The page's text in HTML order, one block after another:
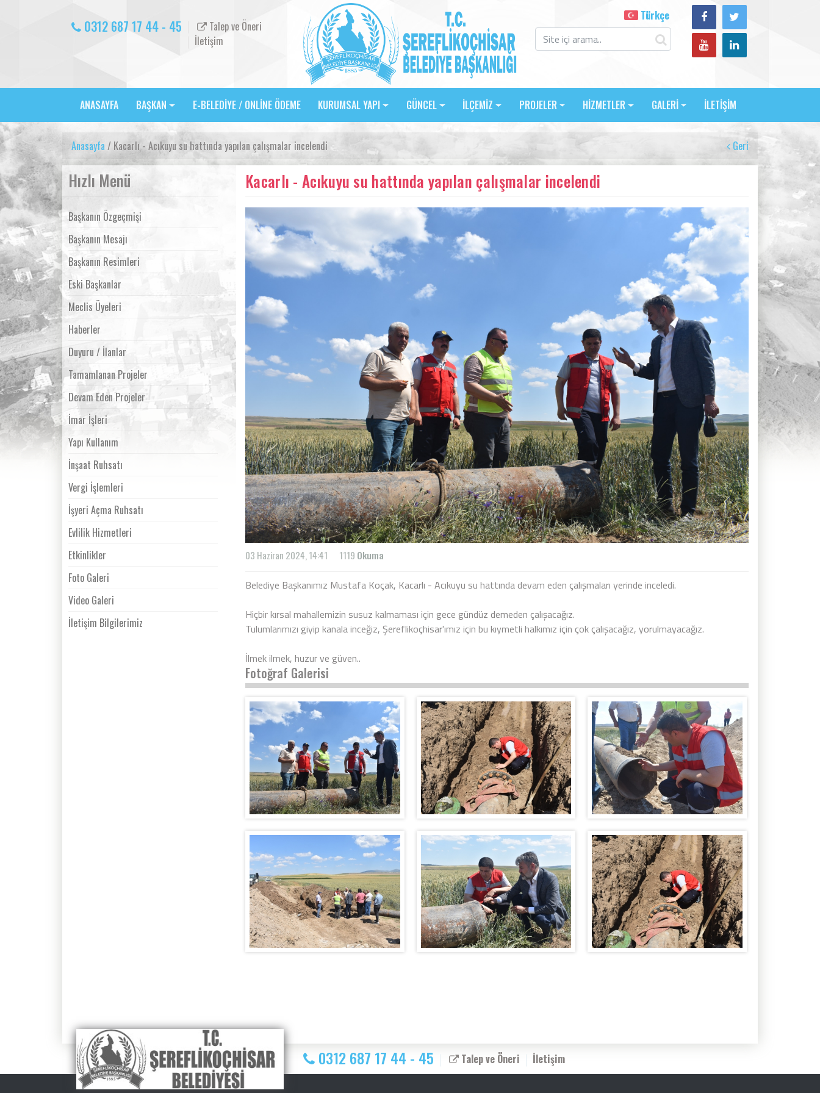
0312 687 17 44 - 45
Talep ve Öneri
İletişim
Türkçe
ANASAYFA BAŞKAN E-BELEDİYE / ONLİNE ÖDEME KURUMSAL YAPI GÜNCEL İLÇEMİZ PROJELER HİZMETLER GALERİ İLETİŞİM
Anasayfa / Kacarlı - Acıkuyu su hattında yapılan çalışmalar incelendi Geri
Hızlı Menü
Başkanın Özgeçmişi
Başkanın Mesajı
Başkanın Resimleri
Eski Başkanlar
Meclis Üyeleri
Haberler
Duyuru / İlanlar
Tamamlanan Projeler
Devam Eden Projeler
İmar İşleri
Yapı Kullanım
İnşaat Ruhsatı
Vergi İşlemleri
İşyeri Açma Ruhsatı
Evlilik Hizmetleri
Etkinlikler
Foto Galeri
Video Galeri
İletişim Bilgilerimiz
Kacarlı - Acıkuyu su hattında yapılan çalışmalar incelendi
03 Haziran 2024, 14:41 1119 Okuma
Belediye Başkanımız Mustafa Koçak, Kacarlı - Acıkuyu su hattında devam eden çalışmaları yerinde inceledi.
Hiçbir kırsal mahallemizin susuz kalmaması için gece gündüz demeden çalışacağız.
Tulumlarımızı giyip kanala inceğiz, Şereflikoçhisar'ımız için bu kıymetli halkımız için çok çalışacağız, yorulmayacağız.
İlmek ilmek, huzur ve güven..
Fotoğraf Galerisi
0312 687 17 44 - 45 Talep ve Öneri İletişim